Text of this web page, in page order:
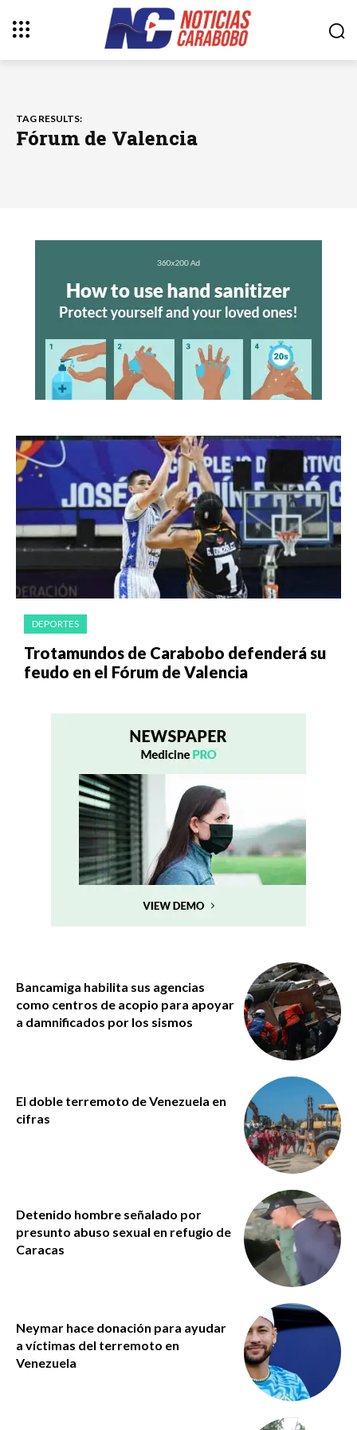
TAG RESULTS:
Fórum de Valencia
DEPORTES
Trotamundos de Carabobo defenderá su
feudo en el Fórum de Valencia
Bancamiga habilita sus agencias
como centros de acopio para apoyar
a damnificados por los sismos
El doble terremoto de Venezuela en
cifras
Detenido hombre señalado por
presunto abuso sexual en refugio de
Caracas
Neymar hace donación para ayudar
a víctimas del terremoto en
Venezuela